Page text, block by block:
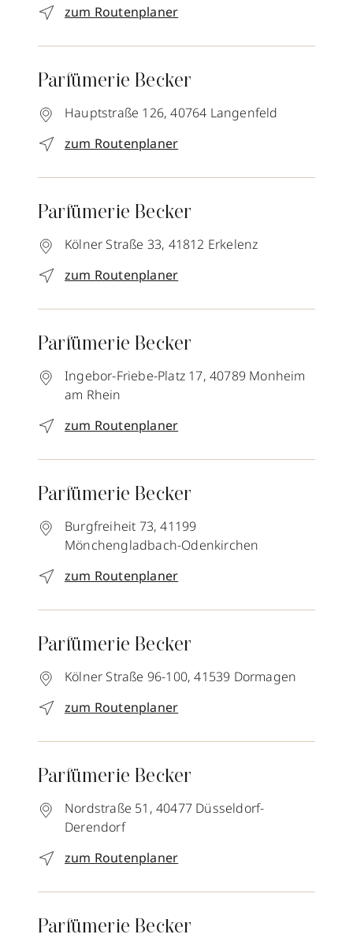
zum Routenplaner
Parfümerie Becker
Hauptstraße 126, 40764 Langenfeld
zum Routenplaner
Parfümerie Becker
Kölner Straße 33, 41812 Erkelenz
zum Routenplaner
Parfümerie Becker
Ingebor-Friebe-Platz 17, 40789 Monheim
am Rhein
zum Routenplaner
Parfümerie Becker
Burgfreiheit 73, 41199
Mönchengladbach-Odenkirchen
zum Routenplaner
Parfümerie Becker
Kölner Straße 96-100, 41539 Dormagen
zum Routenplaner
Parfümerie Becker
Nordstraße 51, 40477 Düsseldorf-
Derendorf
zum Routenplaner
Parfümerie Becker